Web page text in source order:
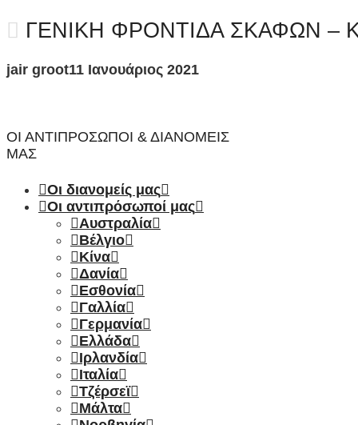
ΓΕΝΙΚΉ ΦΡΟΝΤΊΔΑ ΣΚΑΦΏΝ –
jair groot11 Ιανουάριος 2021
ΟΙ ΑΝΤΙΠΡΌΣΩΠΟΙ & ΔΙΑΝΟΜΕΊΣ
ΜΑΣ
Οι διανομείς μας
Οι αντιπρόσωποί μας
Αυστραλία
Βέλγιο
Κίνα
Δανία
Εσθονία
Γαλλία
Γερμανία
Ελλάδα
Ιρλανδία
Ιταλία
Τζέρσεϊ
Μάλτα